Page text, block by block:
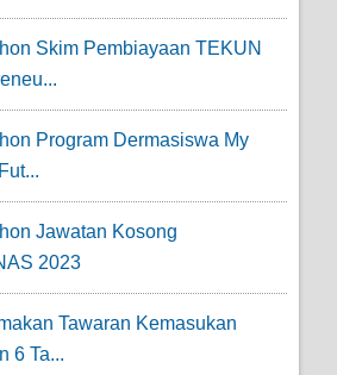
Skim Pembiayaan TEKUN
Program Dermasiswa My
Jawatan Kosong
2023
Tawaran Kemasukan
6 Ta...